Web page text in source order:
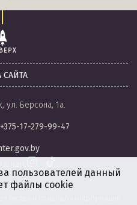
САЙТА
ул. Берсона, 1а.
+375-17-279-99-47
пользователей данный
файлы cookie